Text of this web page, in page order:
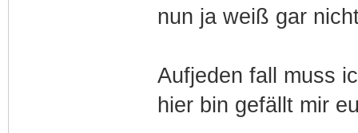
nun ja weiß gar
Aufjeden fall muss
hier bin gefällt mir